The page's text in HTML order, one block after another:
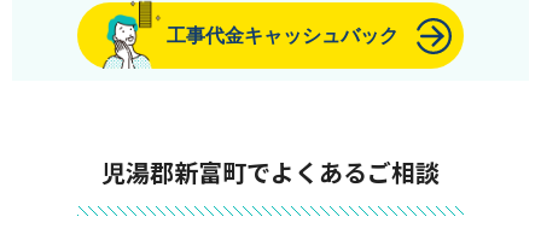
工事代金キャッシュバック
児湯郡新富町でよくあるご相談